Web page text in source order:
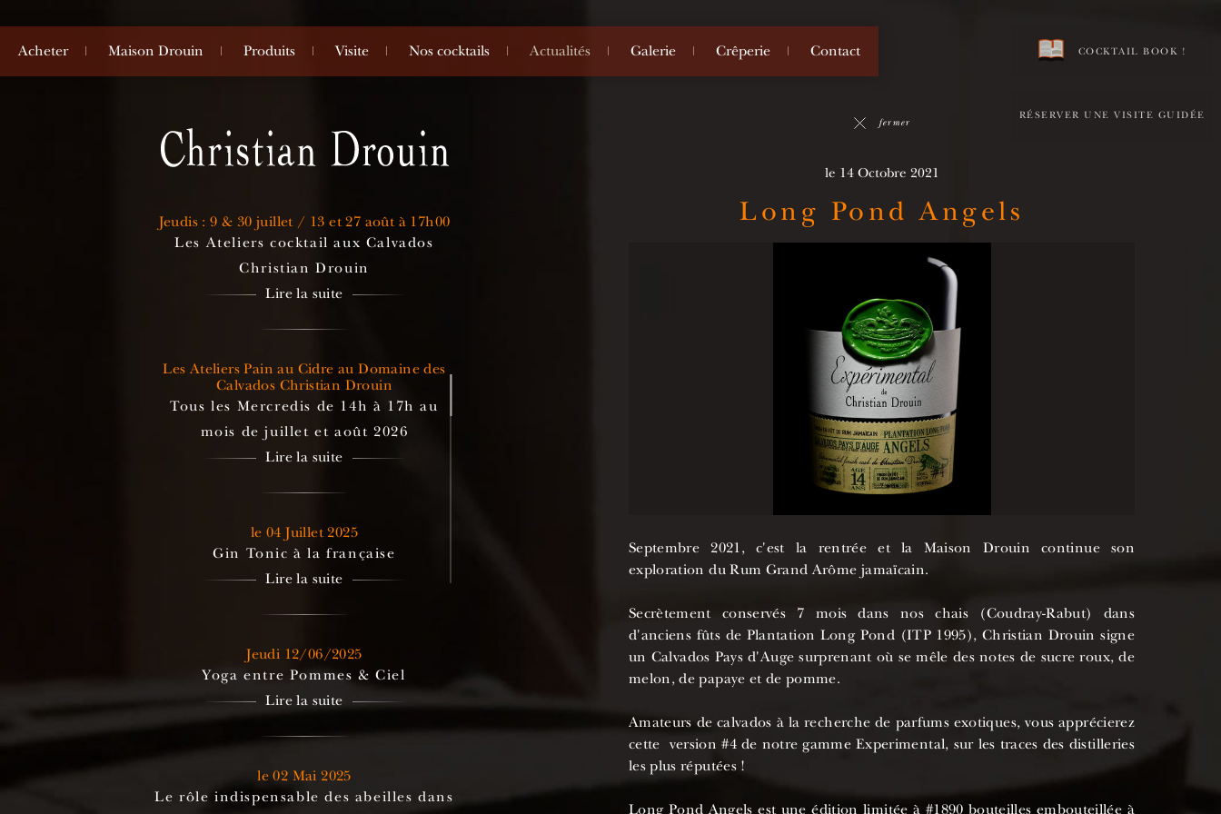
Acheter Maison Drouin Produits Visite Nos cocktails Actualités Galerie Crêperie Contact COCKTAIL BOOK !
RÉSERVER UNE VISITE GUIDÉE
Jeudis : 9 & 30 juillet / 13 et 27 août à 17h00
Les Ateliers cocktail aux Calvados
Christian Drouin
Lire la suite
Les Ateliers Pain au Cidre au Domaine des
Calvados Christian Drouin
Tous les Mercredis de 14h à 17h au
mois de juillet et août 2026
Lire la suite
le 04 Juillet 2025
Gin Tonic à la française
Lire la suite
Jeudi 12/06/2025
Yoga entre Pommes & Ciel
Lire la suite
le 02 Mai 2025
Le rôle indispensable des abeilles dans
fermer
le 14 Octobre 2021
Long Pond Angels
Septembre 2021, c'est la rentrée et la Maison Drouin continue son
exploration du Rum Grand Arôme jamaïcain.
Secrètement conservés 7 mois dans nos chais (Coudray-Rabut) dans
d'anciens fûts de Plantation Long Pond (ITP 1995), Christian Drouin signe
un Calvados Pays d'Auge surprenant où se mêle des notes de sucre roux, de
melon, de papaye et de pomme.
Amateurs de calvados à la recherche de parfums exotiques, vous apprécierez
cette version #4 de notre gamme Experimental, sur les traces des distilleries
les plus réputées !
Long Pond Angels est une édition limitée à #1890 bouteilles embouteillée à